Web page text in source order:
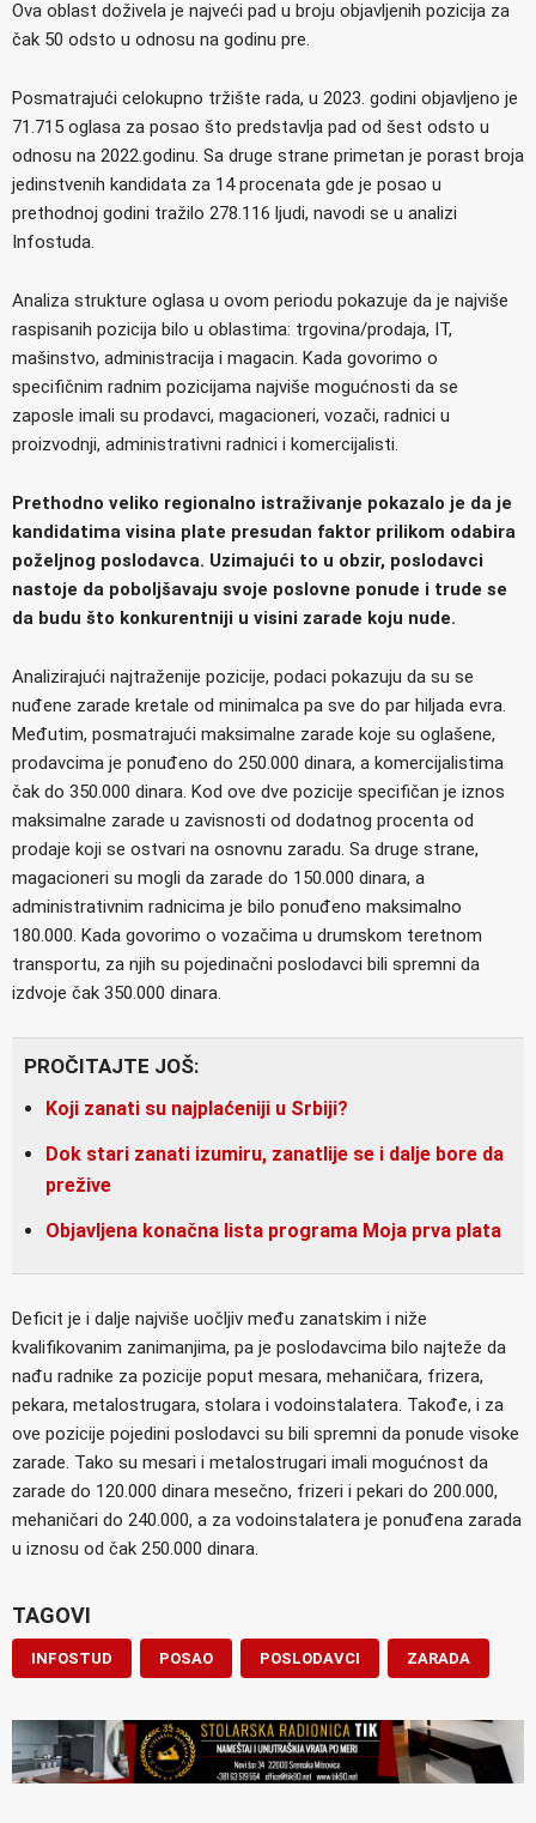
Ova oblast doživela je najveći pad u broju objavljenih pozicija za
čak 50 odsto u odnosu na godinu pre.
Posmatrajući celokupno tržište rada, u 2023. godini objavljeno je
71.715 oglasa za posao što predstavlja pad od šest odsto u
odnosu na 2022.godinu. Sa druge strane primetan je porast broja
jedinstvenih kandidata za 14 procenata gde je posao u
prethodnoj godini tražilo 278.116 ljudi, navodi se u analizi
Infostuda.
Analiza strukture oglasa u ovom periodu pokazuje da je najviše
raspisanih pozicija bilo u oblastima: trgovina/prodaja, IT,
mašinstvo, administracija i magacin. Kada govorimo o
specifičnim radnim pozicijama najviše mogućnosti da se
zaposle imali su prodavci, magacioneri, vozači, radnici u
proizvodnji, administrativni radnici i komercijalisti.
Prethodno veliko regionalno istraživanje pokazalo je da je
kandidatima visina plate presudan faktor prilikom odabira
poželjnog poslodavca. Uzimajući to u obzir, poslodavci
nastoje da poboljšavaju svoje poslovne ponude i trude se
da budu što konkurentniji u visini zarade koju nude.
Analizirajući najtraženije pozicije, podaci pokazuju da su se
nuđene zarade kretale od minimalca pa sve do par hiljada evra.
Međutim, posmatrajući maksimalne zarade koje su oglašene,
prodavcima je ponuđeno do 250.000 dinara, a komercijalistima
čak do 350.000 dinara. Kod ove dve pozicije specifičan je iznos
maksimalne zarade u zavisnosti od dodatnog procenta od
prodaje koji se ostvari na osnovnu zaradu. Sa druge strane,
magacioneri su mogli da zarade do 150.000 dinara, a
administrativnim radnicima je bilo ponuđeno maksimalno
180.000. Kada govorimo o vozačima u drumskom teretnom
transportu, za njih su pojedinačni poslodavci bili spremni da
izdvoje čak 350.000 dinara.
PROČITAJTE JOŠ:
Koji zanati su najplaćeniji u Srbiji?
Dok stari zanati izumiru, zanatlije se i dalje bore da
prežive
Objavljena konačna lista programa Moja prva plata
Deficit je i dalje najviše uočljiv među zanatskim i niže
kvalifikovanim zanimanjima, pa je poslodavcima bilo najteže da
nađu radnike za pozicije poput mesara, mehaničara, frizera,
pekara, metalostrugara, stolara i vodoinstalatera. Takođe, i za
ove pozicije pojedini poslodavci su bili spremni da ponude visoke
zarade. Tako su mesari i metalostrugari imali mogućnost da
zarade do 120.000 dinara mesečno, frizeri i pekari do 200.000,
mehaničari do 240.000, a za vodoinstalatera je ponuđena zarada
u iznosu od čak 250.000 dinara.
TAGOVI
INFOSTUD POSAO POSLODAVCI ZARADA